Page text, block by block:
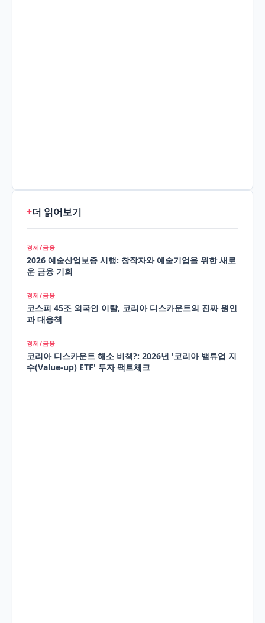
+더 읽어보기
경제/금융
2026 예술산업보증 시행: 창작자와 예술기업을 위한 새로
운 금융 기회
경제/금융
코스피 45조 외국인 이탈, 코리아 디스카운트의 진짜 원인
과 대응책
경제/금융
코리아 디스카운트 해소 비책?: 2026년 '코리아 밸류업 지
수(Value-up) ETF' 투자 팩트체크